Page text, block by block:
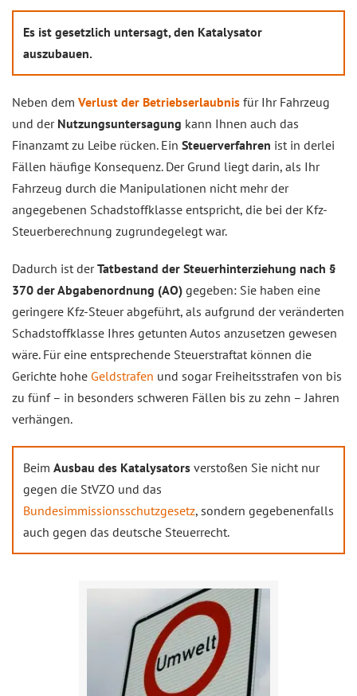
Es ist gesetzlich untersagt, den Katalysator
auszubauen.
Neben dem Verlust der Betriebserlaubnis für Ihr Fahrzeug
und der Nutzungsuntersagung kann Ihnen auch das
Finanzamt zu Leibe rücken. Ein Steuerverfahren ist in derlei
Fällen häufige Konsequenz. Der Grund liegt darin, als Ihr
Fahrzeug durch die Manipulationen nicht mehr der
angegebenen Schadstoffklasse entspricht, die bei der Kfz-
Steuerberechnung zugrundegelegt war.
Dadurch ist derTatbestand der Steuerhinterziehung nach §
370 der Abgabenordnung (AO) gegeben: Sie haben eine
geringere Kfz-Steuer abgeführt, als aufgrund der veränderten
Schadstoffklasse Ihres getunten Autos anzusetzen gewesen
wäre. Für eine entsprechende Steuerstraftat können die
Gerichte hohe Geldstrafen und sogar Freiheitsstrafen von bis
zu fünf – in besonders schweren Fällen bis zu zehn – Jahren
verhängen.
Beim Ausbau des Katalysators verstoßen Sie nicht nur
gegen die StVZO und das
Bundesimmissionsschutzgesetz, sondern gegebenenfalls
auch gegen das deutsche Steuerrecht.